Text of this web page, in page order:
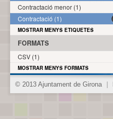
Contractació menor (1)
Contractació (1)
MOSTRAR MENYS ETIQUETES
FORMATS
CSV (1)
MOSTRAR MENYS FORMATS
© 2013 Ajuntament de Girona